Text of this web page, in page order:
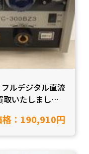
ルデジタル直流
取いたしまし
格：190,910円